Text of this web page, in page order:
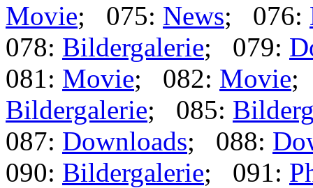
Movie; 075: News; 076:
078: Bildergalerie; 079:
081: Movie; 082: Movie;
Bildergalerie; 085:
087: Downloads; 088:
090: Bildergalerie; 091: